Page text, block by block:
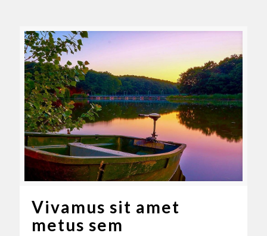
Vivamus sit amet
metus sem